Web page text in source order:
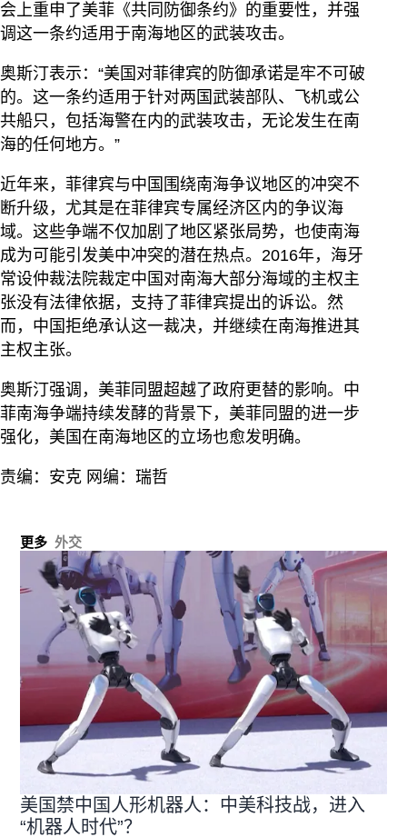
会上重申了美菲《共同防御条约》的重要性，并强
调这一条约适用于南海地区的武装攻击。
奥斯汀表示：“美国对菲律宾的防御承诺是牢不可破
的。这一条约适用于针对两国武装部队、飞机或公
共船只，包括海警在内的武装攻击，无论发生在南
海的任何地方。”
近年来，菲律宾与中国围绕南海争议地区的冲突不
断升级，尤其是在菲律宾专属经济区内的争议海
域。这些争端不仅加剧了地区紧张局势，也使南海
成为可能引发美中冲突的潜在热点。2016年，海牙
常设仲裁法院裁定中国对南海大部分海域的主权主
张没有法律依据，支持了菲律宾提出的诉讼。然
而，中国拒绝承认这一裁决，并继续在南海推进其
主权主张。
奥斯汀强调，美菲同盟超越了政府更替的影响。中
菲南海争端持续发酵的背景下，美菲同盟的进一步
强化，美国在南海地区的立场也愈发明确。
责编：安克 网编：瑞哲
更多 外交
美国禁中国人形机器人：中美科技战，进入
“机器人时代”？